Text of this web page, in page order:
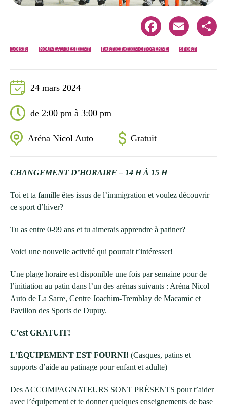
LOISIR NOUVEAU RÉSIDENT PARTICIPATION CITOYENNE SPORT
Facebook Email Share
24 mars 2024
de 2:00 pm à 3:00 pm
Aréna Nicol Auto Gratuit
CHANGEMENT D’HORAIRE – 14 H À 15 H
Toi et ta famille êtes issus de l’immigration et voulez découvrir
ce sport d’hiver?
Tu as entre 0-99 ans et tu aimerais apprendre à patiner?
Voici une nouvelle activité qui pourrait t’intéresser!
Une plage horaire est disponible une fois par semaine pour de
l’initiation au patin dans l’un des arénas suivants : Aréna Nicol
Auto de La Sarre, Centre Joachim-Tremblay de Macamic et
Pavillon des Sports de Dupuy.
C’est GRATUIT!
L’ÉQUIPEMENT EST FOURNI! (Casques, patins et
supports d’aide au patinage pour enfant et adulte)
Des ACCOMPAGNATEURS SONT PRÉSENTS pour t’aider
avec l’équipement et te donner quelques enseignements de base